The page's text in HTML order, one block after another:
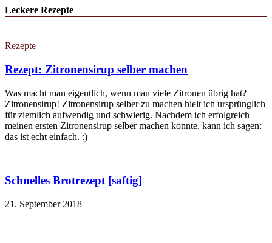
Leckere Rezepte
Rezepte
Rezept: Zitronensirup selber machen
Was macht man eigentlich, wenn man viele Zitronen übrig hat?
Zitronensirup! Zitronensirup selber zu machen hielt ich ursprünglich
für ziemlich aufwendig und schwierig. Nachdem ich erfolgreich
meinen ersten Zitronensirup selber machen konnte, kann ich sagen:
das ist echt einfach. :)
Schnelles Brotrezept [saftig]
21. September 2018